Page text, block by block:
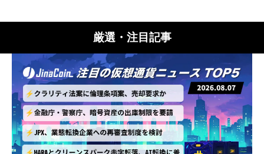
厳選・注目記事